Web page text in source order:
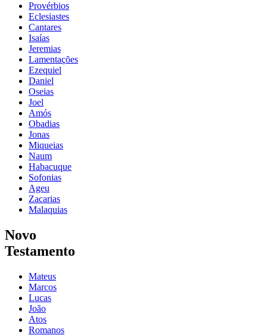
Provérbios
Eclesiastes
Cantares
Isaías
Jeremias
Lamentações
Ezequiel
Daniel
Oseias
Joel
Amós
Obadias
Jonas
Miqueias
Naum
Habacuque
Sofonias
Ageu
Zacarias
Malaquias
Novo
Testamento
Mateus
Marcos
Lucas
João
Atos
Romanos